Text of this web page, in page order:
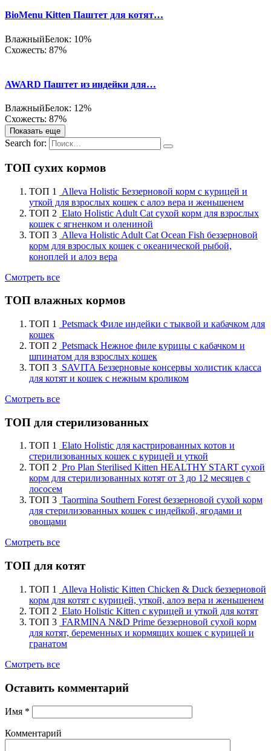
BioMenu Kitten Паштет для котят…
ВлажныйБелок: 10%
Схожесть: 87%
AWARD Паштет из индейки для…
ВлажныйБелок: 12%
Схожесть: 87%
Показать еще
Search for:
ТОП сухих кормов
ТОП 1
Alleva Holistic Беззерновой корм с курицей и
уткой для взрослых кошек с алоэ вера и женьшенем
ТОП 2 Elato Holistic Adult Cat сухой корм для взрослых
кошек с ягненком и олениной
ТОП 3 Alleva Holistic Adult Cat Ocean Fish беззерновой
корм для взрослых кошек с океанической рыбой,
коноплей и алоэ вера
Смотреть все
ТОП влажных кормов
ТОП 1
Petsmack Филе индейки с тыквой и кабачком для
кошек
ТОП 2 Petsmack Нежное филе курицы с кабачком и
шпинатом для взрослых кошек
ТОП 3 SAVITA Беззерновые консервы холистик класса
для котят и кошек с нежным кроликом
Смотреть все
ТОП для стерилизованных
ТОП 1 Elato Holistic для кастрированных котов и
стерилизованных кошек с курицей и уткой
ТОП 2 Pro Plan Sterilised Kitten HEALTHY START сухой
корм для стерилизованных котят от 3 до 12 месяцев с
лососем
ТОП 3 Taormina Southern Forest беззерновой сухой корм
для стерилизованных кошек с индейкой, ягодами и
овощами
Смотреть все
ТОП для котят
ТОП 1
Alleva Holistic Kitten Chicken & Duck беззерновой
корм для котят с курицей, уткой, алоэ вера и женьшенем
ТОП 2 Elato Holistic Kitten с курицей и уткой для котят
ТОП 3 FARMINA N&D Prime беззерновой сухой корм
для котят, беременных и кормящих кошек с курицей и
гранатом
Смотреть все
Оставить комментарий
Имя *
Комментарий